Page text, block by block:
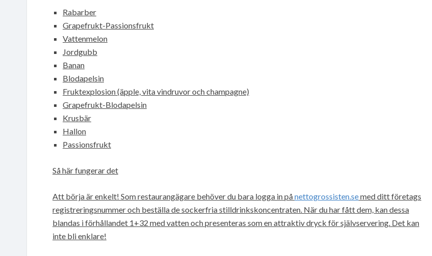
Rabarber
Grapefrukt-Passionsfrukt
Vattenmelon
Jordgubb
Banan
Blodapelsin
Fruktexplosion (äpple, vita vindruvor och champagne)
Grapefrukt-Blodapelsin
Krusbär
Hallon
Passionsfrukt
Så här fungerar det
Att börja är enkelt! Som restaurangägare behöver du bara logga in pånettogrossisten.semed ditt företags
registreringsnummer och beställa de sockerfria stilldrinkskoncentraten. När du har fått dem, kan dessa
blandas i förhållandet 1+32 med vatten och presenteras som en attraktiv dryck för självservering. Det kan
inte bli enklare!